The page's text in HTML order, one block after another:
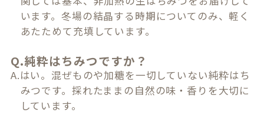
います。冬場の結晶する時期についてのみ、軽く
あたためて充填しています。
Q.純粋はちみつですか？
A.はい。混ぜものや加糖を一切していない純粋はち
みつです。採れたままの自然の味・香りを大切に
しています。